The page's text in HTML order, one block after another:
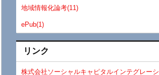
地域情報化論考(11)
ePub(1)
リンク
株式会社ソーシャルキャピタルインテグレーシ